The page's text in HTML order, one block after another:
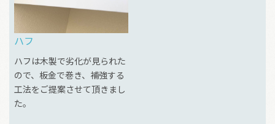
ハフ
ハフは木製で劣化が見られた
ので、板金で巻き、補強する
工法をご提案させて頂きまし
た。